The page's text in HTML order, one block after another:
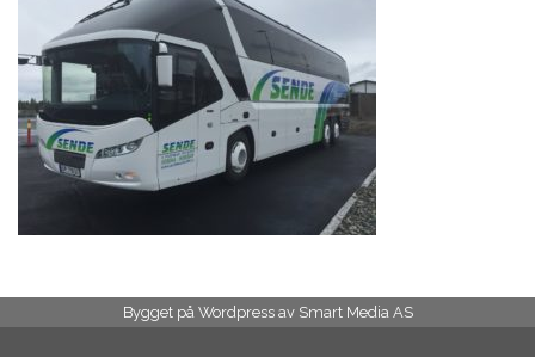
Verksted & Delelager
Kjøretøy levert av oss
Bygget på Wordpress av Smart Media AS